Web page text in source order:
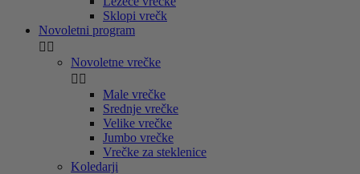
Sklopi vrečk
Novoletni program
 
Novoletne vrečke
 
Male vrečke
Srednje vrečke
Velike vrečke
Jumbo vrečke
Vrečke za steklenice
Koledarji